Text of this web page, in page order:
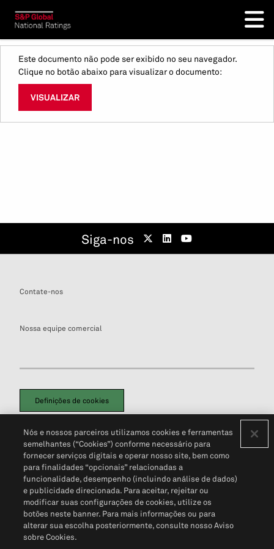
Este documento não pode ser exibido no seu navegador.
Clique no botão abaixo para visualizar o documento:
VISUALIZAR
Siga-nos
Contate-nos
Nossa equipe comercial
Definições de cookies
Política de PrivacidadePortal de privacidade do cliente (em inglês)
Não Venda Minhas Informações Pessoais© 2026 S&P Global
Nós e nossos parceiros utilizamos cookies e ferramentas
semelhantes (“Cookies”) conforme necessário para
fornecer serviços digitais e operar nosso site, bem como
para finalidades “opcionais” relacionadas a
funcionalidade, desempenho (incluindo análise de dados)
e publicidade direcionada. Para aceitar, rejeitar ou
modificar suas configurações de cookies, utilize os
botões neste banner. Para mais informações ou para
alterar sua escolha posteriormente, consulte nosso Aviso
sobre Cookies.